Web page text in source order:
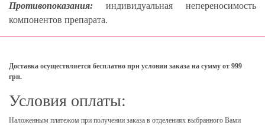
Противопоказания: индивидуальная непереносимость
компонентов препарата.
Доставка осуществляется бесплатно при условии заказа на сумму от 999
грн.
Условия оплаты:
Наложенным платежом при получении заказа в отделениях выбранного Вами